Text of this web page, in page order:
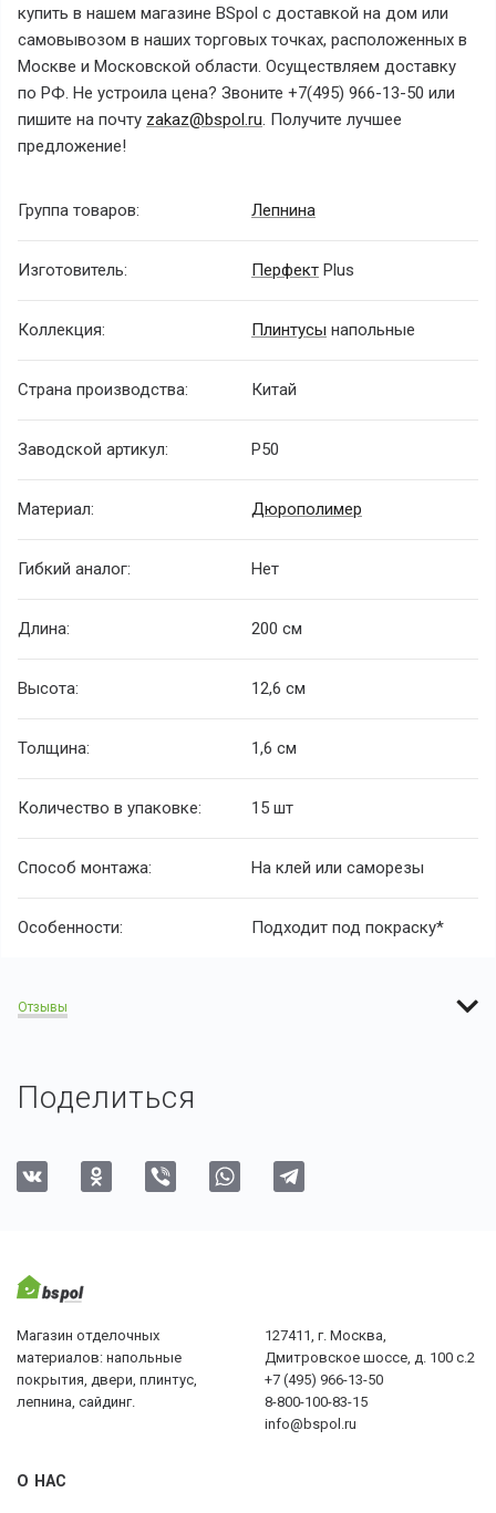
купить в нашем магазине BSpol с доставкой на дом или
самовывозом в наших торговых точках, расположенных в
Москве и Московской области. Осуществляем доставку
по РФ. Не устроила цена? Звоните +7(495) 966-13-50 или
пишите на почту zakaz@bspol.ru. Получите лучшее
предложение!
Группа товаров: Лепнина
Изготовитель: Перфект Plus
Коллекция: Плинтусы напольные
Страна производства: Китай
Заводской артикул: P50
Материал: Дюрополимер
Гибкий аналог: Нет
Длина: 200 см
Высота: 12,6 см
Толщина: 1,6 см
Количество в упаковке: 15 шт
Способ монтажа: На клей или саморезы
Особенности: Подходит под покраску*
Отзывы
Поделиться
Магазин отделочных
материалов: напольные
покрытия, двери, плинтус,
лепнина, сайдинг.
127411, г. Москва,
Дмитровское шоссе, д. 100 с.2
+7 (495) 966-13-50
8-800-100-83-15
info@bspol.ru
О НАС